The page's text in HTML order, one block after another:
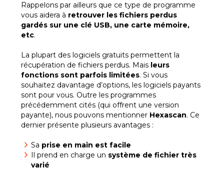
Rappelons par ailleurs que ce type de programme
vous aidera à retrouver les fichiers perdus
gardés sur une clé USB, une carte mémoire,
etc.
La plupart des logiciels gratuits permettent la
récupération de fichiers perdus. Mais leurs
fonctions sont parfois limitées. Si vous
souhaitez davantage d’options, les logiciels payants
sont pour vous. Outre les programmes
précédemment cités (qui offrent une version
payante), nous pouvons mentionner Hexascan. Ce
dernier présente plusieurs avantages :
Sa prise en main est facile
Il prend en charge un système de fichier très
varié